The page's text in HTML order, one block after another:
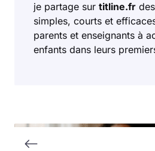
je partage sur titline.fr
simples, courts et
parents et enseignants à
enfants dans leurs